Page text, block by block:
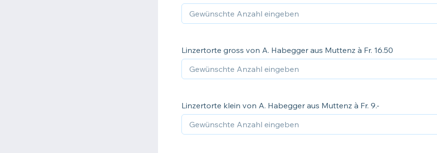
Linzertorte gross von A. Habegger aus Muttenz à Fr. 16.50
Linzertorte klein von A. Habegger aus Muttenz à Fr. 9.-